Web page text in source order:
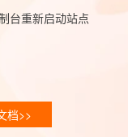
台重新启动站点
档>>